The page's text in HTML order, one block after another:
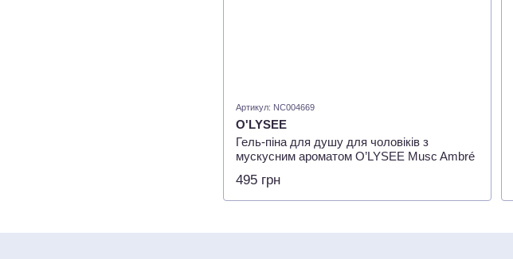
Артикул: NC004669
O'LYSEE
Гель-піна для душу для чоловіків з
мускусним ароматом O’LYSEE Musc Ambré
495 грн